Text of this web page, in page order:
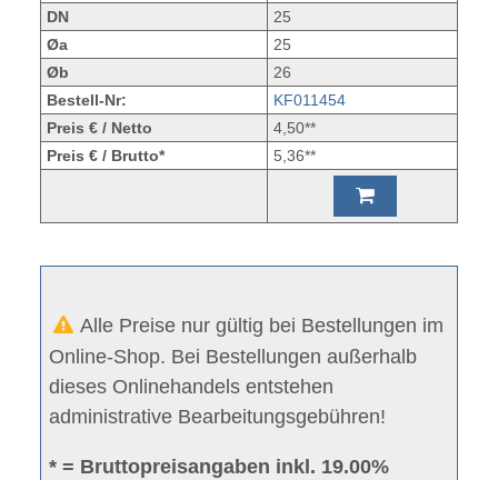
DN
25
Øa
25
Øb
26
Bestell-Nr:
KF011454
Preis € / Netto
4,50**
Preis € / Brutto*
5,36**
Alle Preise nur gültig bei Bestellungen im
Online-Shop. Bei Bestellungen außerhalb
dieses Onlinehandels entstehen
administrative Bearbeitungsgebühren!
* = Bruttopreisangaben inkl. 19.00%